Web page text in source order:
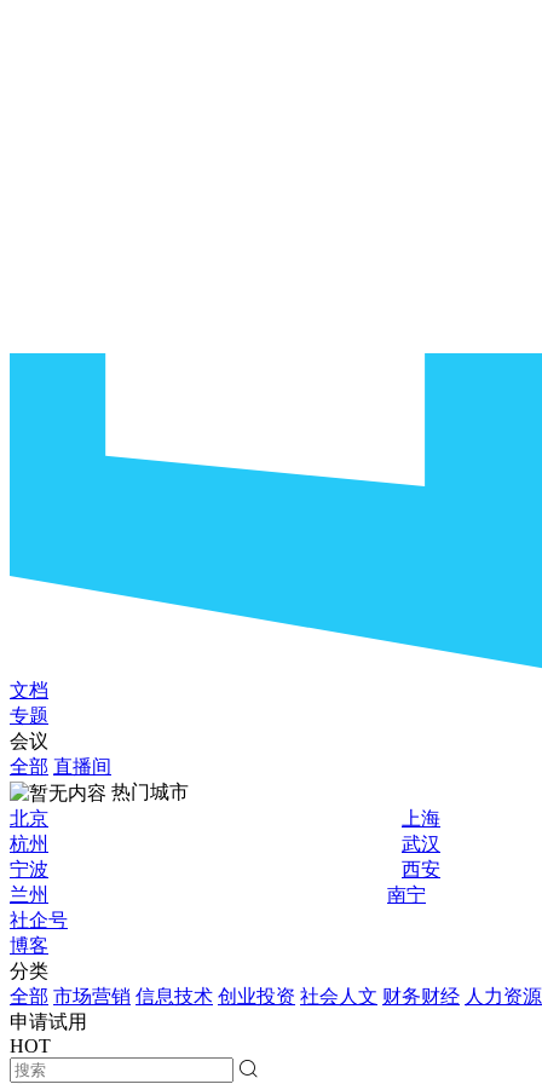
文档
专题
会议
全部 直播间
热门城市
北京
上海
杭州
武汉
宁波
西安
兰州
南宁
社企号
博客
分类
全部 市场营销 信息技术 创业投资 社会人文 财务财经 人力资源
申请试用
HOT